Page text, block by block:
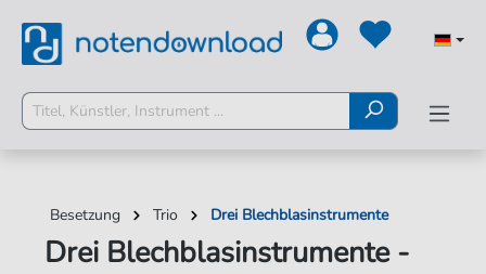
Besetzung Trio Drei Blechblasinstrumente
Drei Blechblasinstrumente -